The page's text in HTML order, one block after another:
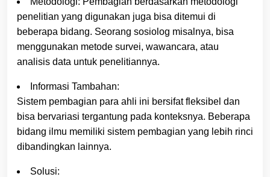
penelitian yang digunakan juga bisa ditemui di
beberapa bidang. Seorang sosiolog misalnya, bisa
menggunakan metode survei, wawancara, atau
analisis data untuk penelitiannya.
Informasi Tambahan:
Sistem pembagian para ahli ini bersifat fleksibel dan
bisa bervariasi tergantung pada konteksnya. Beberapa
bidang ilmu memiliki sistem pembagian yang lebih rinci
dibandingkan lainnya.
Solusi: